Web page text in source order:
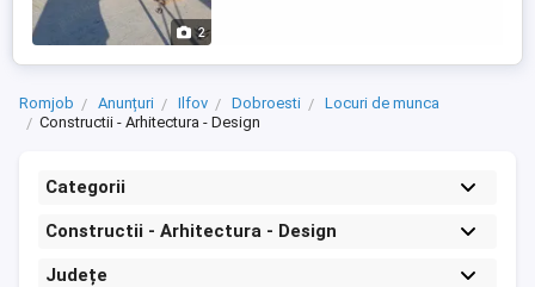
2
Romjob Anunțuri Ilfov Dobroesti
Locuri de munca
Constructii - Arhitectura - Design
Categorii
Constructii - Arhitectura - Design
Județe